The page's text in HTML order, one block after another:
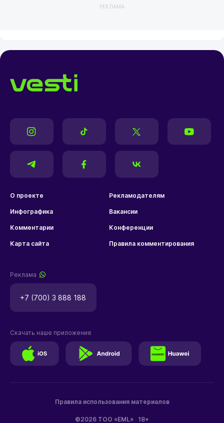
РЕКЛАМА
О проекте Рекламодателям
Инфографика Вакансии
Комментарии Конференции
Карта сайта Правила комментирования
Реклама
+7 (700) 3 888 188
©2026 ТОО «EML» 18+
Правила использования материалов
Скачать наше приложение